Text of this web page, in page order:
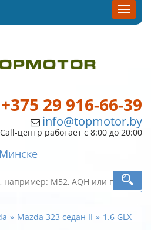
+375 29 916-66-39
info@topmotor.by
Call-центр работает с 8:00 до 20:00
Mazda 323 седан II 1.6 GLX